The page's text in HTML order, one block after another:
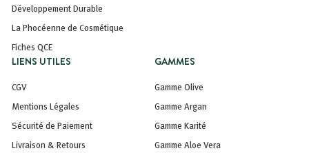
Développement Durable
La Phocéenne de Cosmétique
Fiches QCE
LIENS UTILES
CGV
Mentions Légales
Sécurité de Paiement
Livraison & Retours
GAMMES
Gamme Olive
Gamme Argan
Gamme Karité
Gamme Aloe Vera